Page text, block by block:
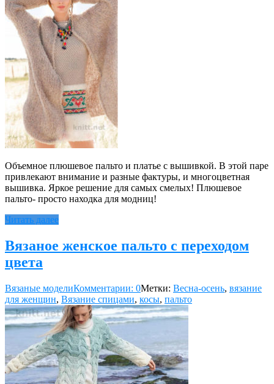
Объемное плюшевое пальто и платье с вышивкой. В этой паре
привлекают внимание и разные фактуры, и многоцветная
вышивка. Яркое решение для самых смелых! Плюшевое
пальто- просто находка для модниц!
Читать далее
Вязаное женское пальто с переходом
цвета
Вязаные моделиКомментарии: 0Метки: Весна-осень, вязание
для женщин, Вязание спицами, косы, пальто